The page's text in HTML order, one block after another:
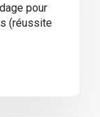
pour
(réussite